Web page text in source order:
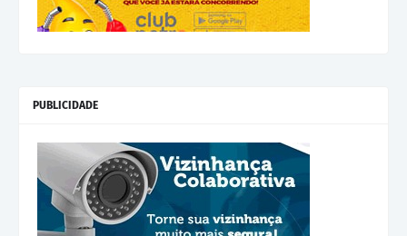
PUBLICIDADE